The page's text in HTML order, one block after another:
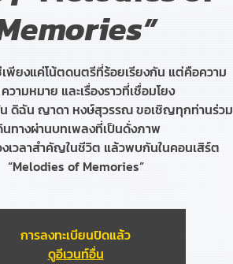
เพียงแค่โน้ตดนตรีที่ร้อยเรียงกัน แต่คือความ
วามหมาย และเรื่องราวที่เชื่อมโยง
น ดิฉัน ญาดา หงษ์สุวรรณ ขอเชิญทุกท่านร่วม
นทางผ่านบทเพลงที่เป็นดั่งภาพ
เวลาสำคัญในชีวิต แล้วพบกันในคอนเสิร์ต
“Melodies of Memories”
การลงทะเบียนปิดแล้ว
ดูอีเวนท์อื่น